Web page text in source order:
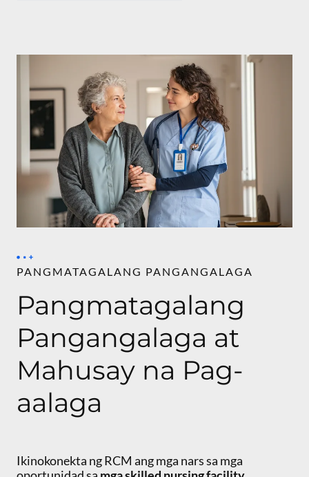
PANGMATAGALANG PANGANGALAGA
Pangmatagalang
Pangangalaga at
Mahusay na Pag-
aalaga
Ikinokonekta ng RCM ang mga nars sa mga